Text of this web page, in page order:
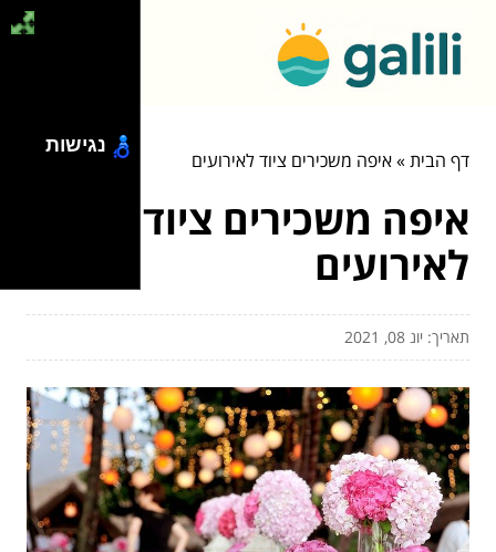
דף הבית»איפה משכירים ציוד לאירועים
איפה משכירים ציוד
לאירועים
תאריך: יונ 08, 2021
נגישות